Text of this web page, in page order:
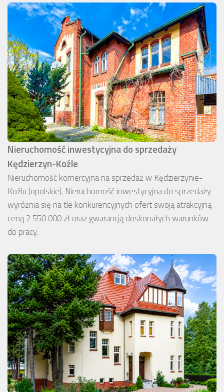
Nieruchomość inwestycyjna do sprzedaży
Kędzierzyn-Koźle
Nieruchomość komercyjna na sprzedaż w Kędzierzynie-
Koźlu (opolskie). Nieruchomość inwestycyjna do sprzedaży
wyróżnia się na tle konkurencyjnych ofert swoją atrakcyjną
ceną 2 550 000 zł oraz gwarancją doskonałych warunków
do pracy.